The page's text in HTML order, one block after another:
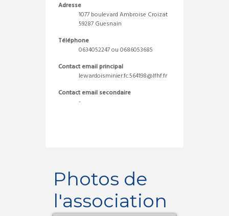
Adresse
1077 boulevard Ambroise Croizat
59287 Guesnain
Téléphone
0634052247 ou 0686053685
Contact email principal
lewardoisminier.fc.564198@lfhf.fr
Contact email secondaire
-
Photos de
l'association